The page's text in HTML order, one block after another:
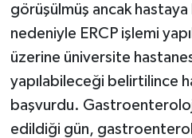
görüşülmüş ancak
nedeniyle ERCP işlemi
üzerine üniversite
yapılabileceği belirtilince
başvurdu.
edildiği gün,